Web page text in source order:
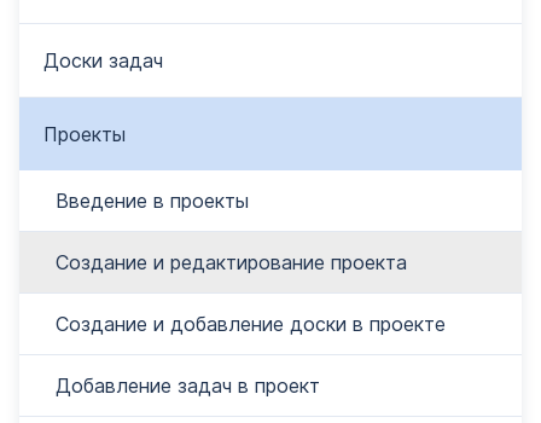
Доски задач
Проекты
Введение в проекты
Создание и редактирование проекта
Создание и добавление доски в проекте
Добавление задач в проект